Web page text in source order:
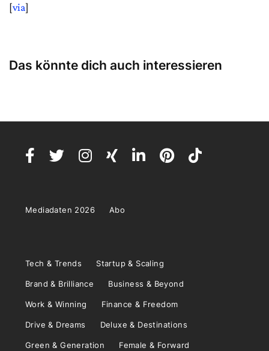
[via]
Das könnte dich auch interessieren
Mediadaten 2026 Abo
Tech & Trends Startup & Scaling
Brand & Brilliance Business & Beyond
Work & Winning Finance & Freedom
Drive & Dreams Deluxe & Destinations
Green & Generation Female & Forward